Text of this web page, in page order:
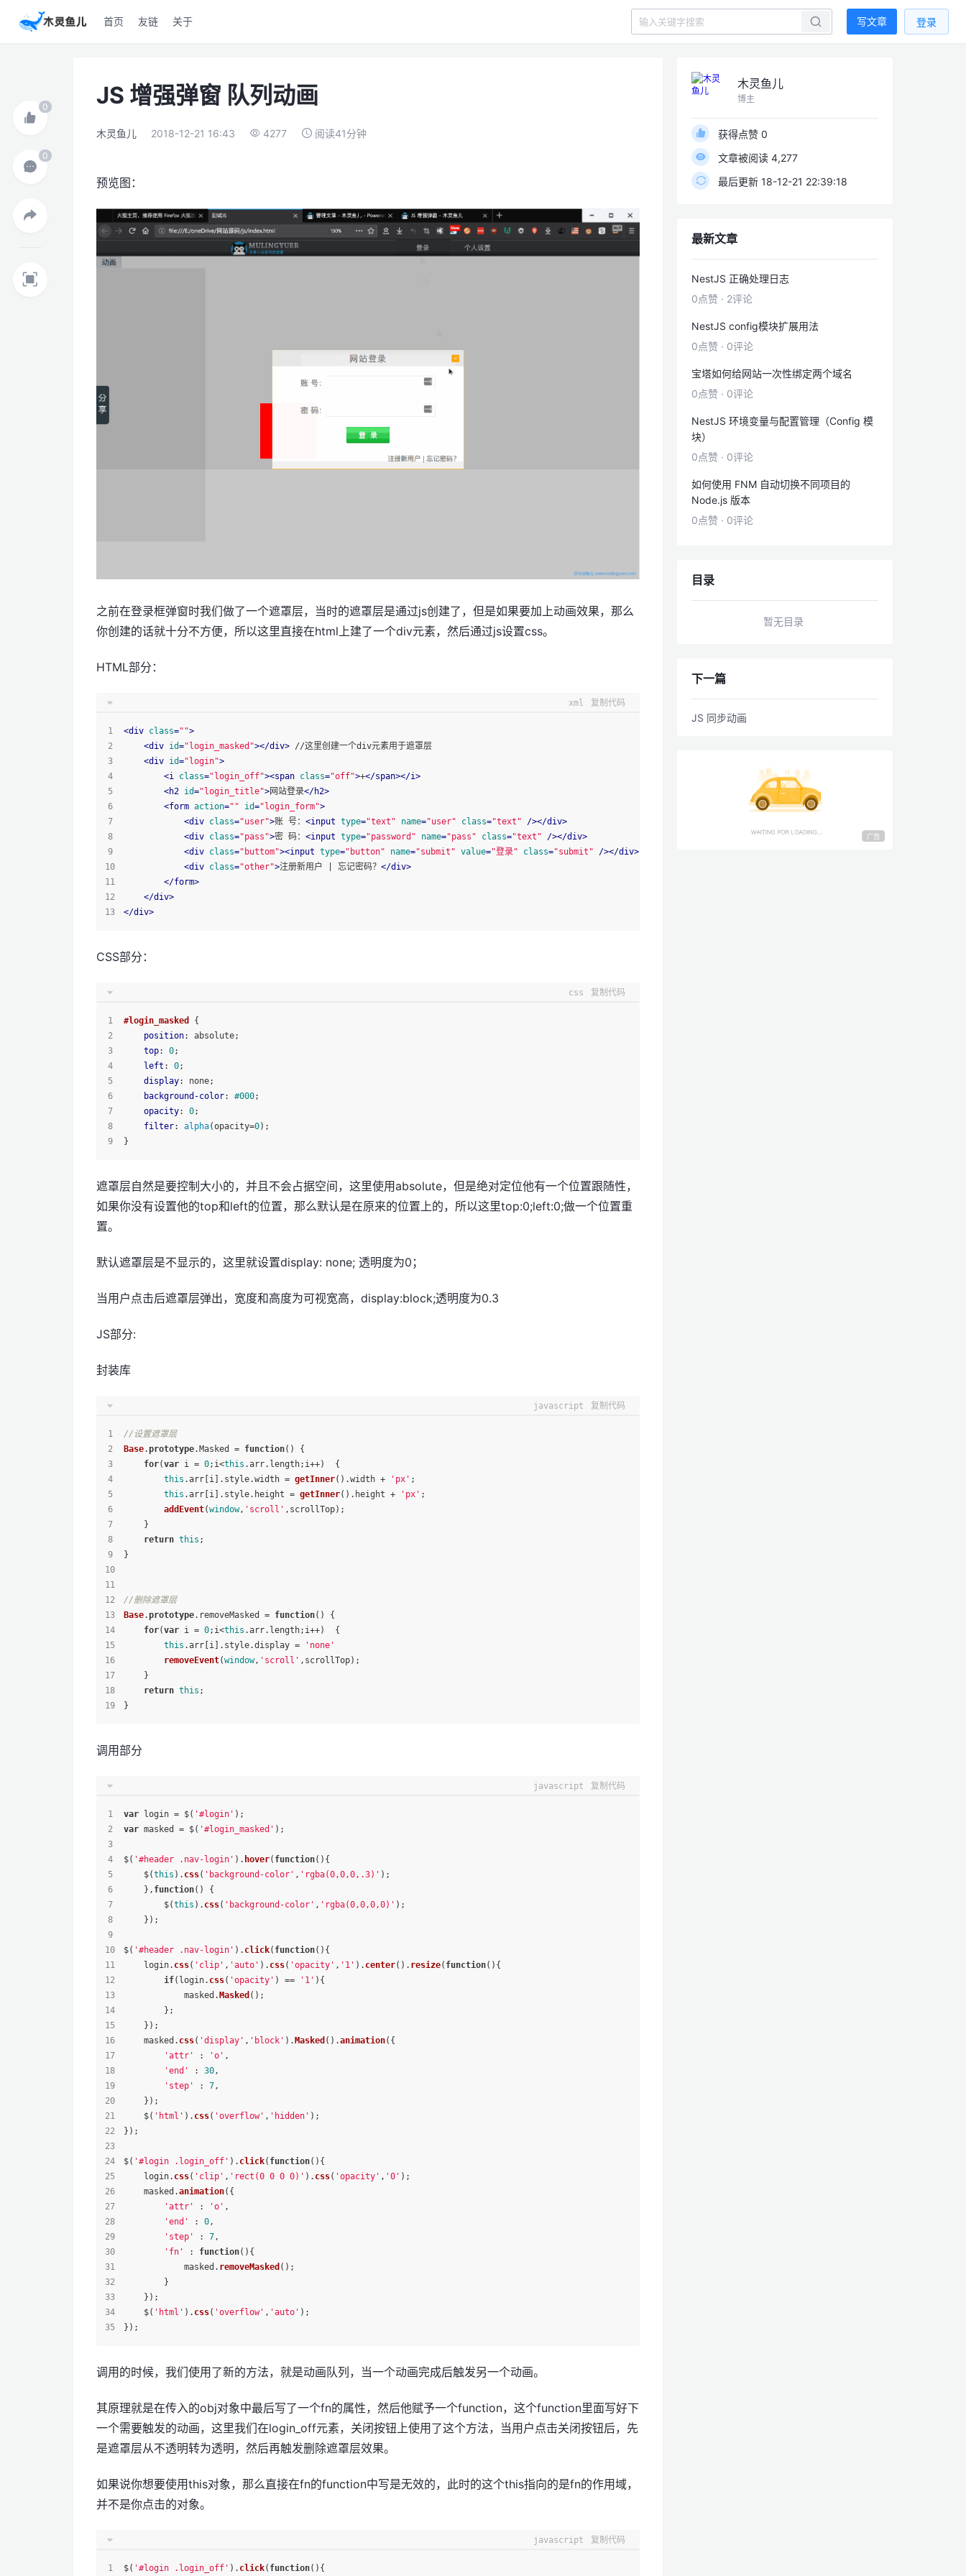
首页 友链 关于 写文章 登录
JS 增强弹窗 队列动画
木灵鱼儿 2018-12-21 16:43 4277 阅读41分钟
预览图：
之前在登录框弹窗时我们做了一个遮罩层，当时的遮罩层是通过js创建了，但是如果要加上动画效果，那么
你创建的话就十分不方便，所以这里直接在html上建了一个div元素，然后通过js设置css。
HTML部分：
xml 复制代码
<div class="">
<div id="login_masked"></div> //这里创建一个div元素用于遮罩层
<div id="login">
<i class="login_off"><span class="off">+</span></i>
<h2 id="login_title">网站登录</h2>
<form action="" id="login_form">
<div class="user">账 号： <input type="text" name="user" class="text" /></div>
<div class="pass">密 码： <input type="password" name="pass" class="text" /></div>
<div class="buttom"><input type="button" name="submit" value="登录" class="submit" /></div>
<div class="other">注册新用户 | 忘记密码？ </div>
</form>
</div>
</div>
CSS部分：
css 复制代码
#login_masked
{
position: absolute;
top: 0;
left : 0;
display: none;
background-color: #000;
opacity: 0;
filter: alpha(opacity=0);
}
遮罩层自然是要控制大小的，并且不会占据空间，这里使用absolute，但是绝对定位他有一个位置跟随性，
如果你没有设置他的top和left的位置，那么默认是在原来的位置上的，所以这里top:0;left:0;做一个位置重
置。
默认遮罩层是不显示的，这里就设置display: none; 透明度为0；
当用户点击后遮罩层弹出，宽度和高度为可视宽高，display:block;透明度为0.3
JS部分:
封装库
javascript 复制代码
//设置遮罩层
Base.prototype.Masked = function( ) {
for(var i = 0;i<this .arr. length;i++)  {
this .arr [i]. style.width = getInner().width + 'px' ;
this .arr [i]. style. height = getInner(). height + 'px' ;
addEvent(window, 'scroll' ,scrollTop);
    }
return this ;
}
//删除遮罩层
Base.prototype. removeMasked = function( ) {
for(var i = 0;i<this .arr. length;i++)  {
this .arr [i]. style.display =
'none'
removeEvent(window, 'scroll' ,scrollTop);
    }
return this ;
}
调用部分
javascript 复制代码
var login = $( '#login' );
var masked = $( '#login_masked' );
$( '#header .nav-login' ). hover( function( ){
    $(
this ). css( 'background-color' , 'rgba(0,0,0,.3)' );
    },
function( ) {
        $(
this ). css( 'background-color' , 'rgba(0,0,0,0)' );
    });
$( '#header .nav-login' ). click( function( ){
    login.
css( 'clip' , 'auto' ). css( 'opacity' , '1' ). center(). resize( function( ){
if(login. css( 'opacity' ) == '1' ){
            masked.
Masked ();
        };
    });
    masked.
css( 'display' , 'block' ).Masked ().animation({
'attr'
: 'o' ,
'end'
: 30 ,
'step'
: 7 ,
    });
    $(
'html' ). css( 'overflow' , 'hidden' );
});
$( '#login .login_off' ). click( function( ){
    login.
css( 'clip' , 'rect(0 0 0 0)' ). css( 'opacity' , '0' );
    masked.
animation({
'attr'
: 'o' ,
'end'
: 0 ,
'step'
: 7 ,
'fn'
: function( ){
            masked.
removeMasked ();
        }
    });
    $(
'html' ). css( 'overflow' , 'auto' );
});
调用的时候，我们使用了新的方法，就是动画队列，当一个动画完成后触发另一个动画。
其原理就是在传入的obj对象中最后写了一个fn的属性，然后他赋予一个function，这个function里面写好下
一个需要触发的动画，这里我们在login_off元素，关闭按钮上使用了这个方法，当用户点击关闭按钮后，先
是遮罩层从不透明转为透明，然后再触发删除遮罩层效果。
如果说你想要使用this对象，那么直接在fn的function中写是无效的，此时的这个this指向的是fn的作用域，
并不是你点击的对象。
javascript 复制代码
$( '#login .login_off' ). click( function( ){
木灵鱼儿
博主
获得点赞 0
文章被阅读 4,277
最后更新 18-12-21 22:39:18
最新文章
NestJS 正确处理日志
0点赞 · 2评论
NestJS config模块扩展用法
0点赞 · 0评论
宝塔如何给网站一次性绑定两个域名
0点赞 · 0评论
NestJS 环境变量与配置管理（Config 模
块）
0点赞 · 0评论
如何使用 FNM 自动切换不同项目的
Node.js 版本
0点赞 · 0评论
目录
暂无目录
下一篇
JS 同步动画
广告